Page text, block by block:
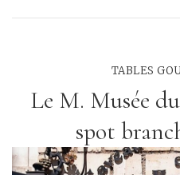
TABLES
Le M. Musée
spot